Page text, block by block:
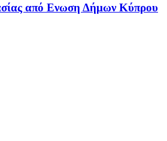
από Ενωση Δήμων Κύπρου